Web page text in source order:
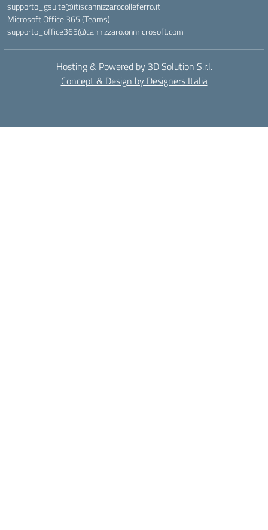
supporto_gsuite@itiscannizzarocolleferro.it
Microsoft Office 365 (Teams):
supporto_office365@cannizzaro.onmicrosoft.com
Hosting & Powered by 3D Solution S.r.l.
Concept & Design by Designers Italia